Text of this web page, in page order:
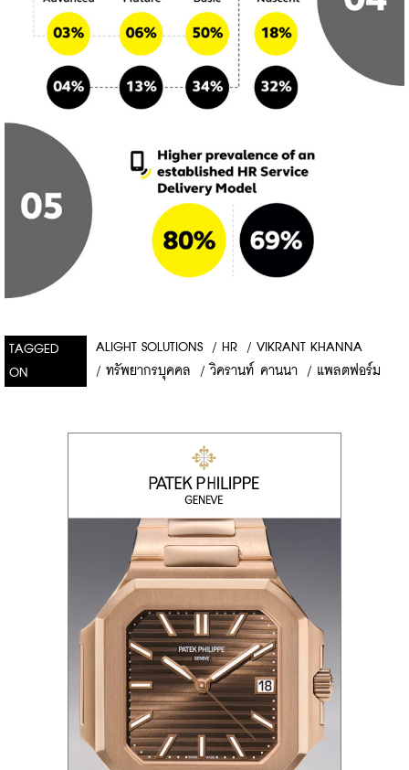
TAGGED
ON
ALIGHT SOLUTIONS / HR / VIKRANT KHANNA
/ ทรัพยากรบุคคล / วิครานท์ คานนา / แพลตฟอร์ม